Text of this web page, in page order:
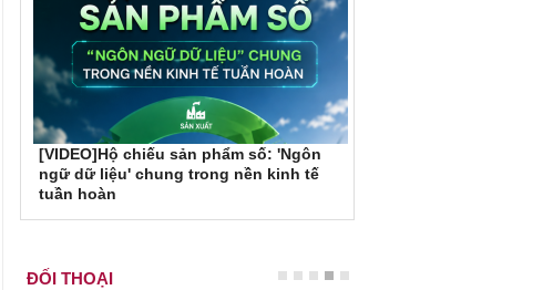
[VIDEO]Hộ chiếu sản phẩm số: 'Ngôn
ngữ dữ liệu' chung trong nền kinh tế
tuần hoàn
ĐỐI THOẠI